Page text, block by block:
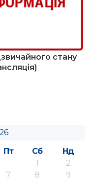
стану
Пт Сб
Нд
1
2
7 8
9